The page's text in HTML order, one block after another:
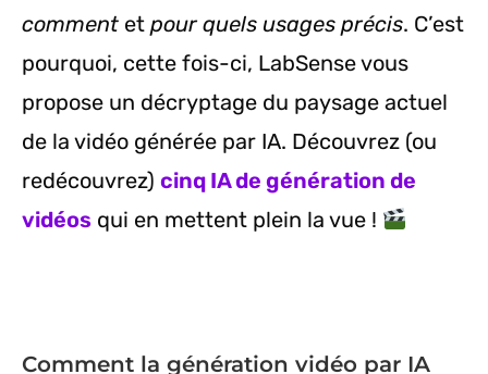
comment et pour quels usages précis. C’est
pourquoi, cette fois-ci, LabSense vous
propose un décryptage du paysage actuel
de la vidéo générée par IA. Découvrez (ou
redécouvrez) cinq IA de génération de
vidéos qui en mettent plein la vue !
Comment la génération vidéo par IA